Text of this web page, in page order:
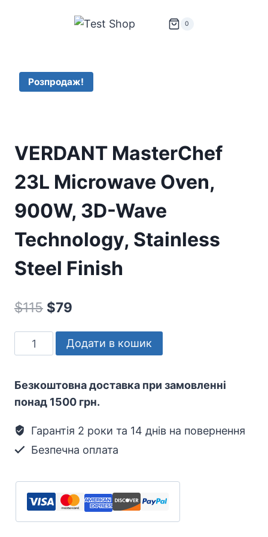
0
Розпродаж!
VERDANT MasterChef
23L Microwave Oven,
900W, 3D-Wave
Technology, Stainless
Steel Finish
$115 Оригінальна
ціна:
$115.
$79
ціна:
$79.
VERDANT
MasterChef
Microwave
Oven,
900W,
3D-
Wave
Stainless
Steel
Finish
Додати в кошик
Безкоштовна доставка при замовленні
понад 1500 грн.
Гарантія 2 роки та 14 днів на повернення
Безпечна оплата